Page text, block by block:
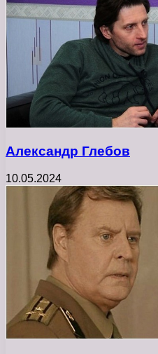
Александр Глебов
10.05.2024